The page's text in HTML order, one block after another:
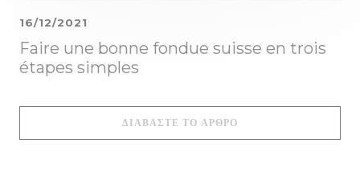
Faire une bonne fondue suisse en trois
étapes simples
16/12/2021
ΔΙΑΒΆΣΤΕ ΤΟ ΆΡΘΡΟ((ΑΝΟΊΓΕΙ ΣΕ ΝΈΟ